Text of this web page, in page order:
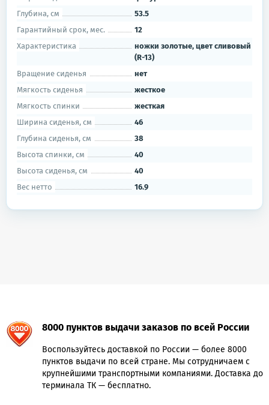
Глубина, см
53.5
Гарантийный срок, мес.
12
Характеристика
ножки золотые, цвет сливовый
(R-13)
Вращение сиденья
нет
Мягкость сиденья
жесткое
Мягкость спинки
жесткая
Ширина сиденья, см
46
Глубина сиденья, см
38
Высота спинки, см
40
Высота сиденья, см
40
Вес нетто
16.9
8000 пунктов выдачи заказов по всей России
Воспользуйтесь доставкой по России — более 8000
пунктов выдачи по всей стране. Мы сотрудничаем с
крупнейшими транспортными компаниями. Доставка до
терминала ТК — бесплатно.